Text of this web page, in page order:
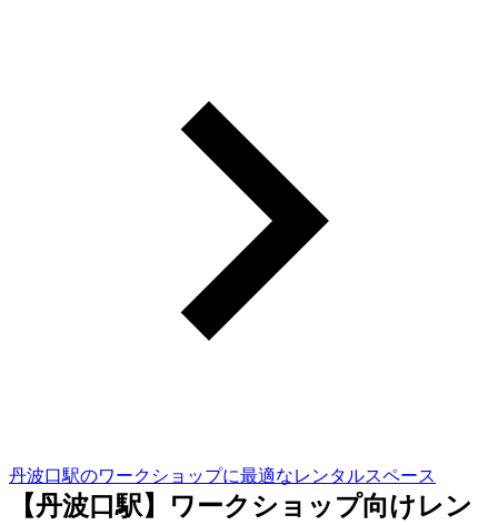
丹波口駅のワークショップに最適なレンタルスペース
【丹波口駅】ワークショップ向けレン